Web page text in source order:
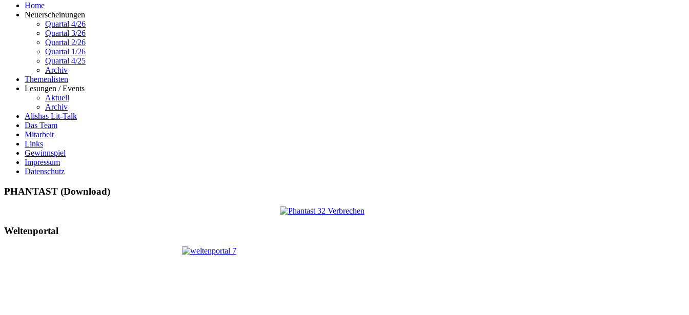
Home
Neuerscheinungen
Quartal 4/26
Quartal 3/26
Quartal 2/26
Quartal 1/26
Quartal 4/25
Archiv
Themenlisten
Lesungen / Events
Aktuell
Archiv
Alishas Lit-Talk
Das Team
Mitarbeit
Links
Gewinnspiel
Impressum
Datenschutz
PHANTAST (Download)
Weltenportal